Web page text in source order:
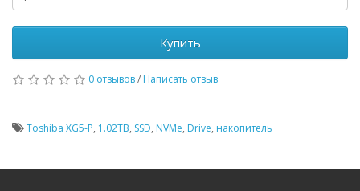
Купить
0 отзывов/ Написать отзыв
Toshiba XG5-P, 1.02TB, SSD, NVMe, Drive, накопитель